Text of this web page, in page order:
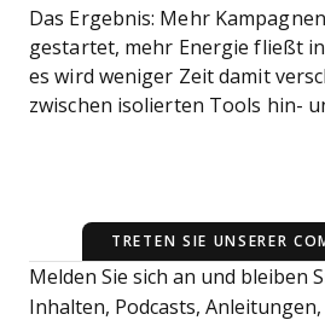
Das Ergebnis: Mehr
gestartet, mehr Energie fließt
es wird weniger Zeit damit
zwischen isolierten Tools hin-
TRETEN SIE UNSERER
Melden Sie sich an und bleiben
Inhalten, Podcasts,